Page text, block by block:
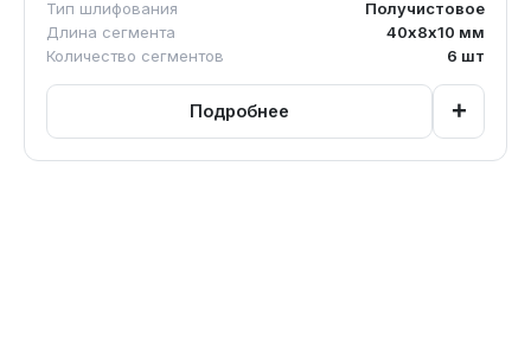
Тип шлифования
Получистовое
Длина сегмента
40х8х10 мм
Количество сегментов
6 шт
Подробнее +